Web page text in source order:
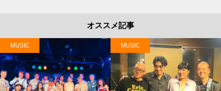
オススメ記事
MUSIC MUSIC